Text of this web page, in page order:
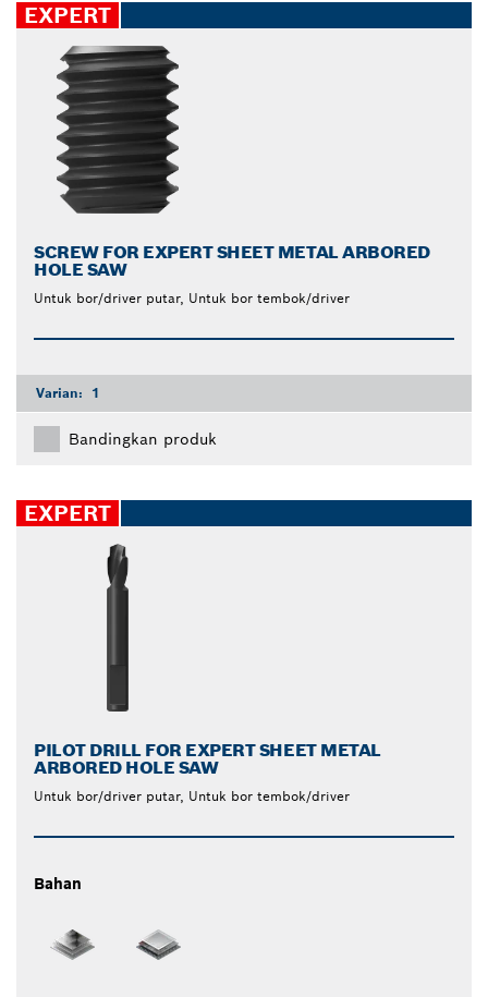
EXPERT
SCREW FOR EXPERT SHEET METAL ARBORED
HOLE SAW
Untuk bor/driver putar, Untuk bor tembok/driver
Varian: 1
Bandingkan produk
EXPERT
PILOT DRILL FOR EXPERT SHEET METAL
ARBORED HOLE SAW
Untuk bor/driver putar, Untuk bor tembok/driver
Bahan